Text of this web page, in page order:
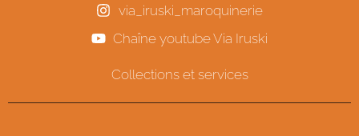
via_iruski_maroquinerie
Chaîne youtube Via Iruski
Collections et services